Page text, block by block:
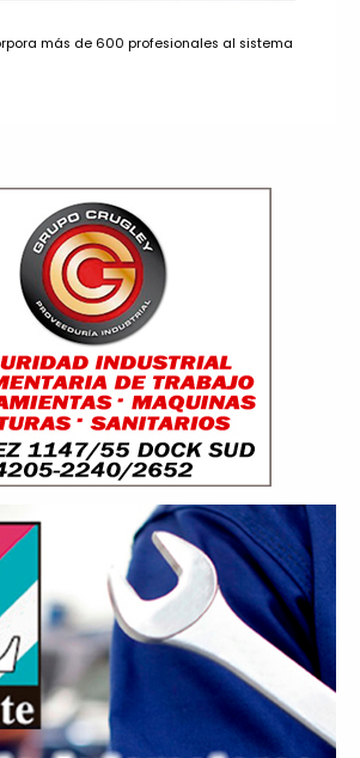
más de 600 profesionales al sistema